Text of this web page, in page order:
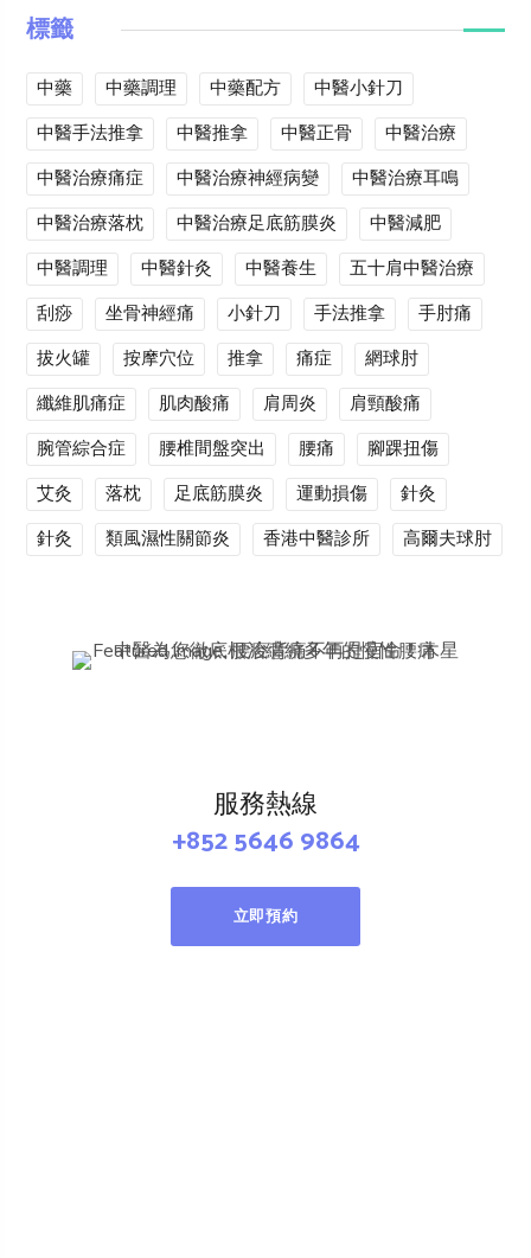
標籤
中藥 中藥調理 中藥配方
中醫小針刀
中醫手法推拿
中醫推拿 中醫正骨
中醫治療
中醫治療痛症
中醫治療神經病變
中醫治療耳鳴
中醫治療落枕
中醫治療足底筋膜炎
中醫減肥
中醫調理
中醫針灸 中醫養生
五十肩中醫治療
刮痧
坐骨神經痛 小針刀 手法推拿
手肘痛
拔火罐
按摩穴位 推拿 痛症
網球肘
纖維肌痛症
肌肉酸痛 肩周炎
肩頸酸痛
腕管綜合症
腰椎間盤突出 腰痛
腳踝扭傷
艾灸
落枕 足底筋膜炎 運動損傷
針灸
針灸
類風濕性關節炎 香港中醫診所 高爾夫球肘
服務熱線
+852 5646 9864
立即預約